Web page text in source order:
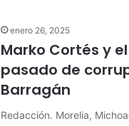
enero 26, 2025
Marko Cortés y
pasado de
Barragán
Redacción. Morelia,